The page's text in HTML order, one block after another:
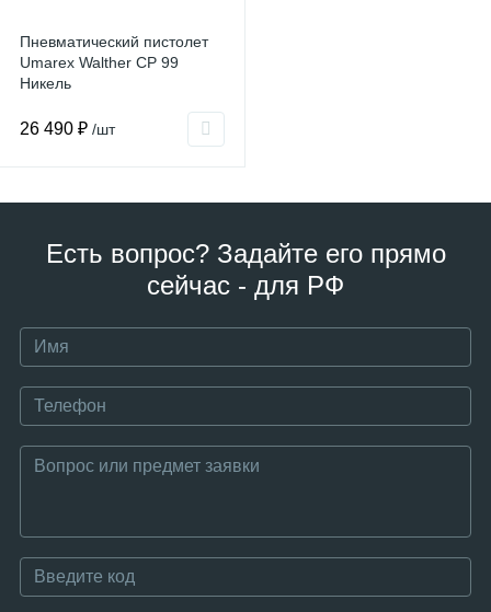
Пневматический пистолет
Umarex Walther CP 99
Никель
26 490 ₽ /шт
Есть вопрос? Задайте его прямо
сейчас - для РФ